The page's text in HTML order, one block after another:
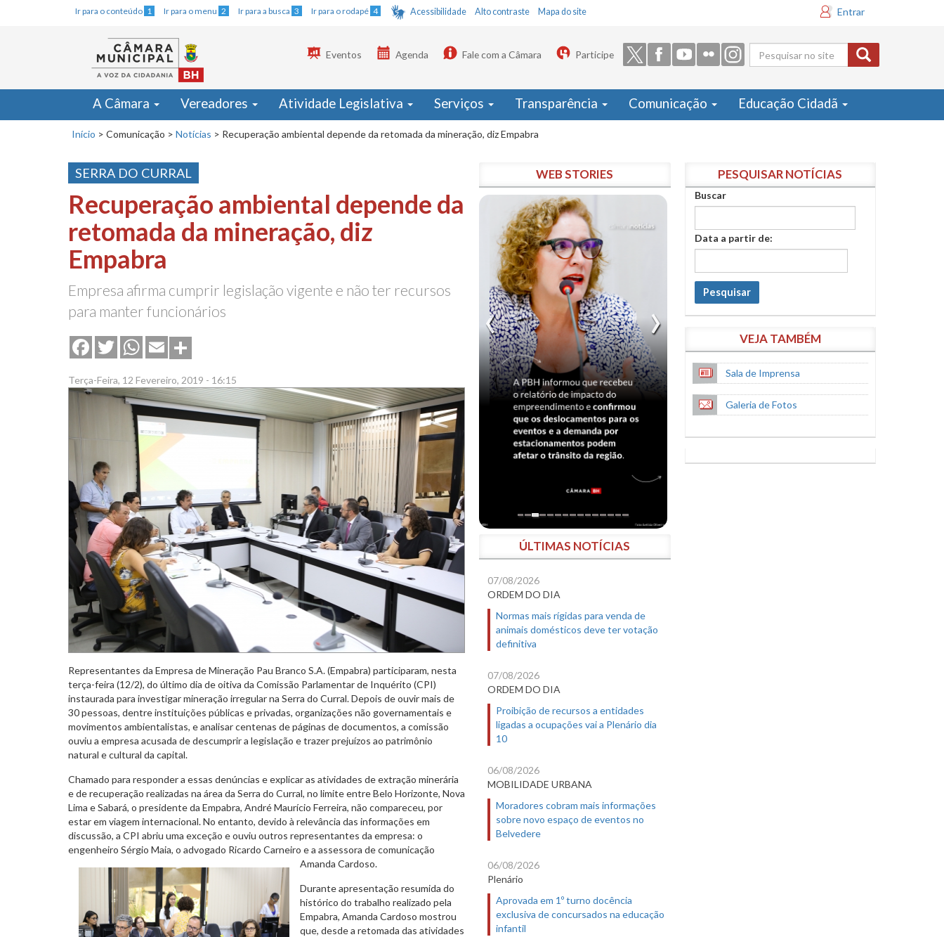
Ir para o conteúdo 1 Ir para o menu 2 Ir para a busca 3 Ir para o rodapé 4 Acessibilidade Alto contraste Mapa do site Entrar
Formulário
de busca
Eventos Agenda Fale com a Câmara Participe
A Câmara Vereadores Atividade Legislativa Serviços Transparência Comunicação Educação Cidadã
Início > Comunicação > Notícias > Recuperação ambiental depende da retomada da mineração, diz Empabra
SERRA DO CURRAL
Recuperação ambiental depende da
retomada da mineração, diz
Empabra
Empresa afirma cumprir legislação vigente e não ter recursos
para manter funcionários
FacebookTwitterWhatsApp
Email
Terça-Feira, 12 Fevereiro, 2019 - 16:15
Representantes da Empresa de Mineração Pau Branco S.A. (Empabra) participaram, nesta
terça-feira (12/2), do último dia de oitiva da Comissão Parlamentar de Inquérito (CPI)
instaurada para investigar mineração irregular na Serra do Curral. Depois de ouvir mais de
30 pessoas, dentre instituições públicas e privadas, organizações não governamentais e
movimentos ambientalistas, e analisar centenas de páginas de documentos, a comissão
ouviu a empresa acusada de descumprir a legislação e trazer prejuízos ao patrimônio
natural e cultural da capital.
Chamado para responder a essas denúncias e explicar as atividades de extração minerária
e de recuperação realizadas na área da Serra do Curral, no limite entre Belo Horizonte, Nova
Lima e Sabará, o presidente da Empabra, André Maurício Ferreira, não compareceu, por
estar em viagem internacional. No entanto, devido à relevância das informações em
discussão, a CPI abriu uma exceção e ouviu outros representantes da empresa: o
engenheiro Sérgio Maia, o advogado Ricardo Carneiro e a assessora de comunicação
Amanda Cardoso.
Durante apresentação resumida do
histórico do trabalho realizado pela
Empabra, Amanda Cardoso mostrou
que, desde a retomada das atividades
WEB STORIES
ÚLTIMAS NOTÍCIAS
07/08/2026
ORDEM DO DIA
Normas mais rígidas para venda de
animais domésticos deve ter votação
definitiva
07/08/2026
ORDEM DO DIA
Proibição de recursos a entidades
ligadas a ocupações vai a Plenário dia
10
06/08/2026
MOBILIDADE URBANA
Moradores cobram mais informações
sobre novo espaço de eventos no
Belvedere
06/08/2026
Plenário
Aprovada em 1º turno docência
exclusiva de concursados na educação
infantil
PESQUISAR NOTÍCIAS
Buscar
Data a partir de:
Pesquisar
VEJA TAMBÉM
Sala de Imprensa
Galeria de Fotos